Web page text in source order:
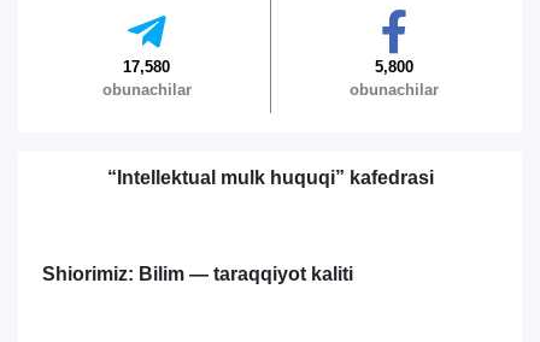
Ism va familiyangiz
17,580
obunachilar
5,800
obunachilar
“Intellektual mulk huquqi” kafedrasi
Shiorimiz: Bilim — taraqqiyot kaliti